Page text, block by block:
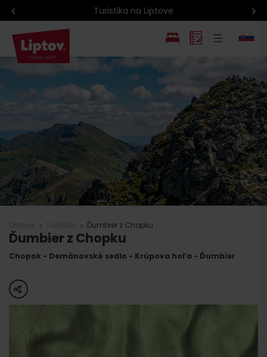
Turistika na Liptove
PL
Ďumbier z Chopku
Ďumbier z Chopku
Chopok - Demänovské sedlo - Krúpova hoľa - Ďumbier
share